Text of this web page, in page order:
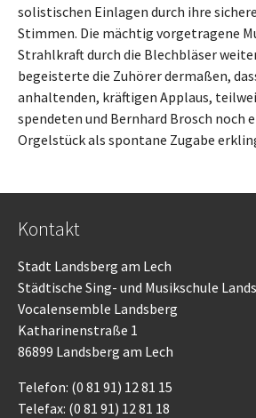
solistischen Einlagen durch ihre
Stimmen. Die mächtig vorgetragene
Strahlkraft durch die Blechbläser
begeisterte die Zuhörer dermaßen,
anhaltenden, kräftigen Applaus,
spendeten und Bernhard Brosch noch
Orgelstück als spontane Zugabe
Kontakt
Stadt Landsberg am Lech
Städtische Sing- und Musikschule
Vocalensemble Landsberg
Katharinenstraße 1
86899 Landsberg am Lech
Telefon: (0 81 91) 12 81 15
Telefax: (0 81 91) 12 81 18